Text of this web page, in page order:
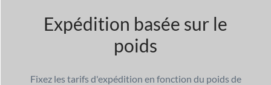
Expédition basée sur le
poids
Fixez les tarifs d'expédition en fonction du poids de